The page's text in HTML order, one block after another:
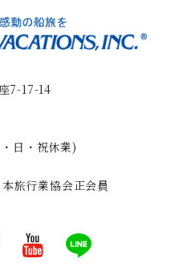
7-17-14
日・祝休業)
旅行業協会正会員